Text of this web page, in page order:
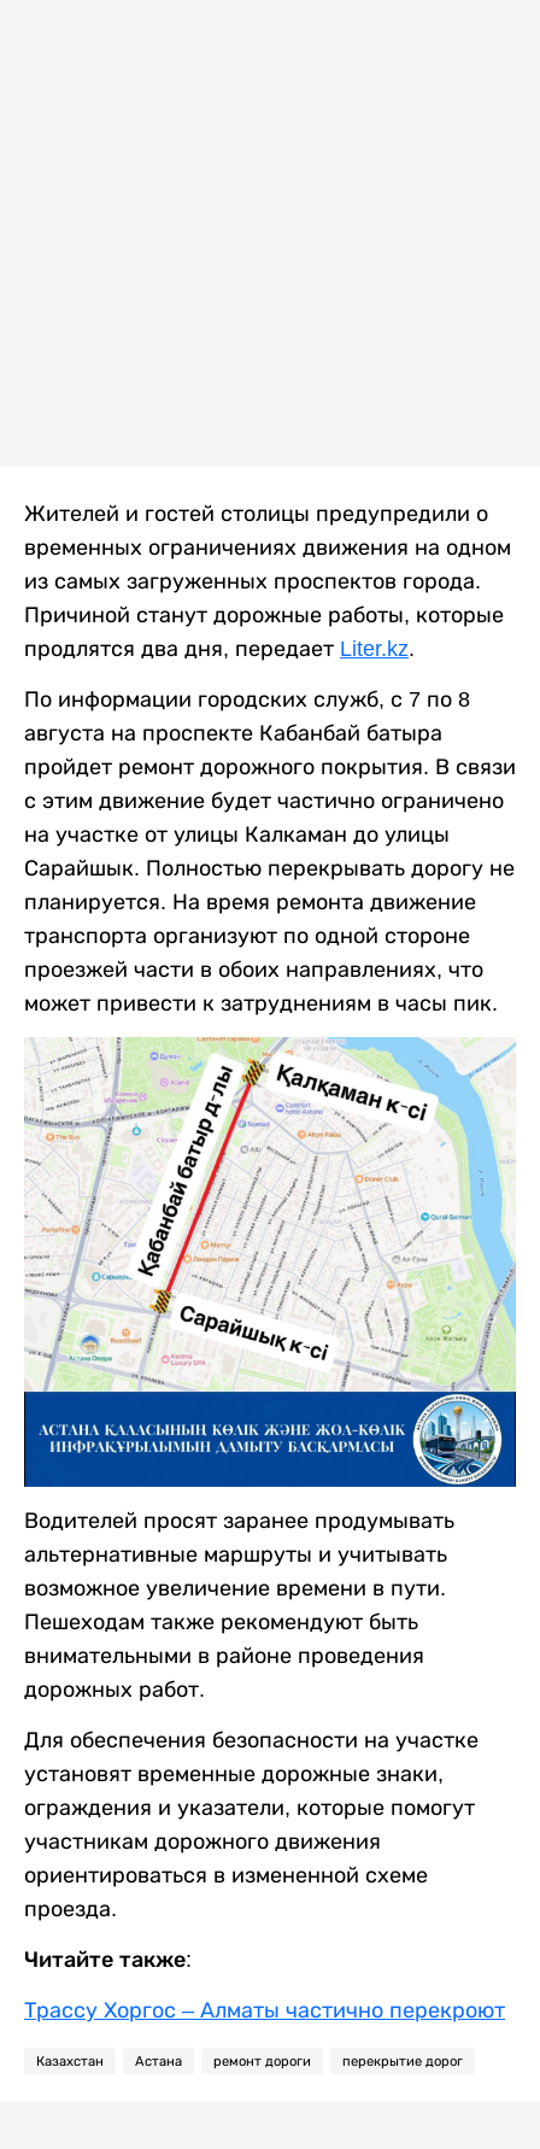
Жителей и гостей столицы предупредили о
временных ограничениях движения на одном
из самых загруженных проспектов города.
Причиной станут дорожные работы, которые
продлятся два дня, передает Liter.kz.
По информации городских служб, с 7 по 8
августа на проспекте Кабанбай батыра
пройдет ремонт дорожного покрытия. В связи
с этим движение будет частично ограничено
на участке от улицы Калкаман до улицы
Сарайшык. Полностью перекрывать дорогу не
планируется. На время ремонта движение
транспорта организуют по одной стороне
проезжей части в обоих направлениях, что
может привести к затруднениям в часы пик.
Водителей просят заранее продумывать
альтернативные маршруты и учитывать
возможное увеличение времени в пути.
Пешеходам также рекомендуют быть
внимательными в районе проведения
дорожных работ.
Для обеспечения безопасности на участке
установят временные дорожные знаки,
ограждения и указатели, которые помогут
участникам дорожного движения
ориентироваться в измененной схеме
проезда.
Читайте также:
Трассу Хоргос – Алматы частично перекроют
Казахстан Астана ремонт дороги перекрытие дорог